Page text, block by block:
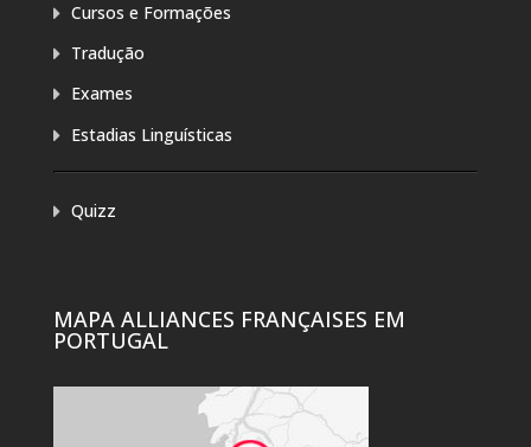
Cursos e Formações
Tradução
Exames
Estadias Linguísticas
Quizz
MAPA ALLIANCES FRANÇAISES EM
PORTUGAL